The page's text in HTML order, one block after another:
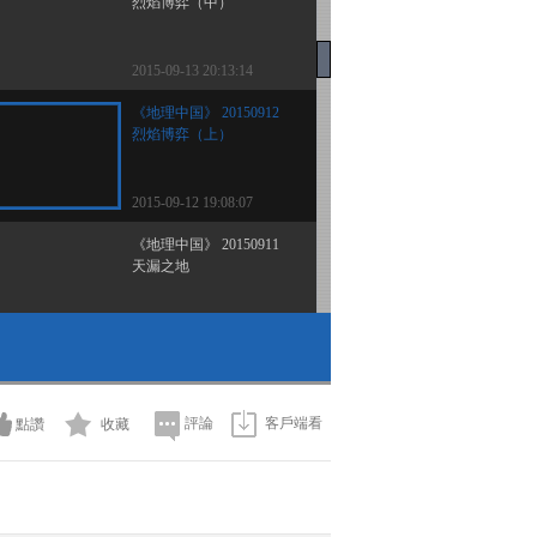
2015-09-13 20:13:14
《地理中国》 20150912
烈焰博弈（上）
2015-09-12 19:08:07
《地理中国》 20150911
天漏之地
2015-09-10 20:47:14
水西风云（上）
點讚 收藏 評論 客戶端看